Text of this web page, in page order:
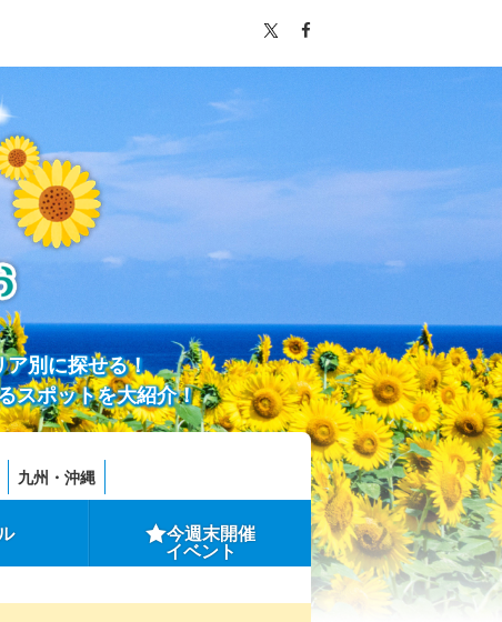
ア別に探せる！
スポットを大紹介！
九州・沖縄
今週末開催
イベント